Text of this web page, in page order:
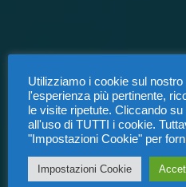
Utilizziamo i cookie sul
l'esperienza più pertinente,
le visite ripetute. Cliccando
all'uso di TUTTI i cookie.
"Impostazioni Cookie" per
Impostazioni Cookie